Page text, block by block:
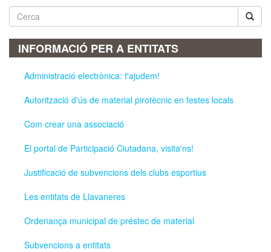
INFORMACIÓ PER A ENTITATS
Administració electrònica: t'ajudem!
Autorització d'ús de material pirotècnic en festes locals
Com crear una associació
El portal de Participació Ciutadana, visita'ns!
Justificació de subvencions dels clubs esportius
Les entitats de Llavaneres
Ordenança municipal de préstec de material
Subvencions a entitats